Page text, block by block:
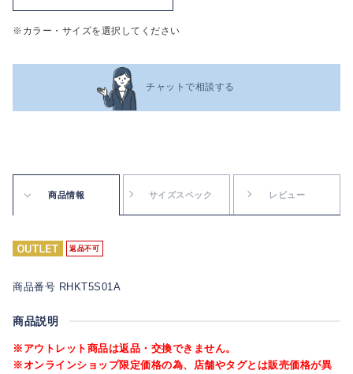
※カラー・サイズを選択してください
チャットで相談する
商品情報 サイズスペック レビュー
返品不可
商品番号 RHKT5S01A
商品説明
※アウトレット商品は返品・交換できません。
※オンラインショップ限定価格の為、店舗やタグとは販売価格が異